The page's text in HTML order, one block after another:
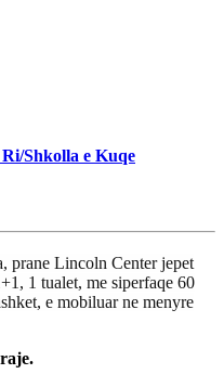
Shkolla e Kuqe
prane Lincoln Center jepet
1 tualet, me siperfaqe 60
e mobiluar ne menyre